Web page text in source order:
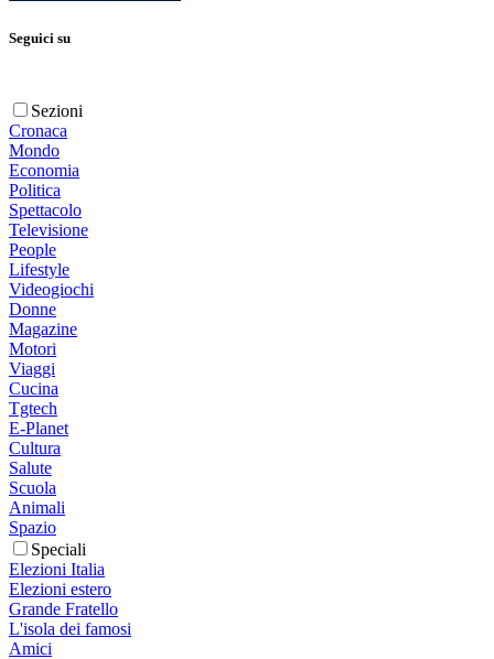
Seguici su
Sezioni
Cronaca
Mondo
Economia
Politica
Spettacolo
Televisione
People
Lifestyle
Videogiochi
Donne
Magazine
Motori
Viaggi
Cucina
Tgtech
E-Planet
Cultura
Salute
Scuola
Animali
Spazio
Speciali
Elezioni Italia
Elezioni estero
Grande Fratello
L'isola dei famosi
Amici